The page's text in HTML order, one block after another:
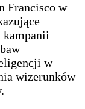
Francisco w
kampanii
w
wizerunków